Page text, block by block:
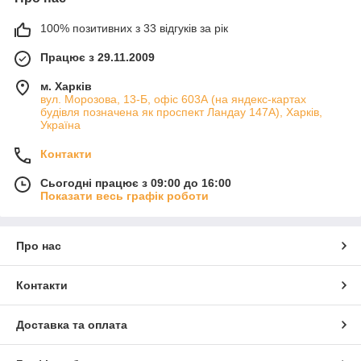
100% позитивних з 33 відгуків за рік
Працює з 29.11.2009
м. Харків
вул. Морозова, 13-Б, офіс 603А (на яндекс-картах
будівля позначена як проспект Ландау 147А), Харків,
Україна
Контакти
Сьогодні працює з 09:00 до 16:00
Показати весь графік роботи
Про нас
Контакти
Доставка та оплата